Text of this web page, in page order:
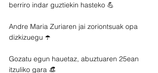
berriro indar guztiekin hasteko 💪
Andre Maria Zuriaren jai zoriontsuak opa
dizkizuegu ☂️
Gozatu egun hauetaz, abuztuaren 25ean
itzuliko gara 👒